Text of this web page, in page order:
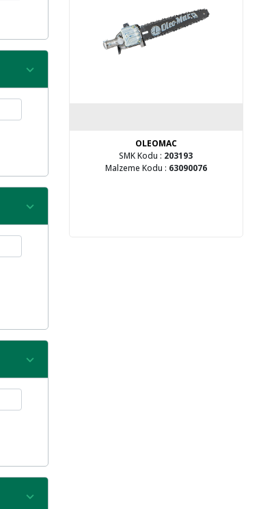
OLEOMAC
SMK Kodu : 203193
Malzeme Kodu : 63090076